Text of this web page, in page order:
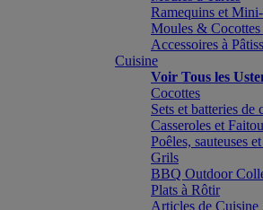
Ramequins et
Moules & Cocottes
Accessoires à
Cuisine
Voir Tous les
Cocottes
Sets et batteries de
Casseroles et
Poêles, sauteuses
Grils
BBQ Outdoor
Plats à Rôtir
Articles de Cuisine